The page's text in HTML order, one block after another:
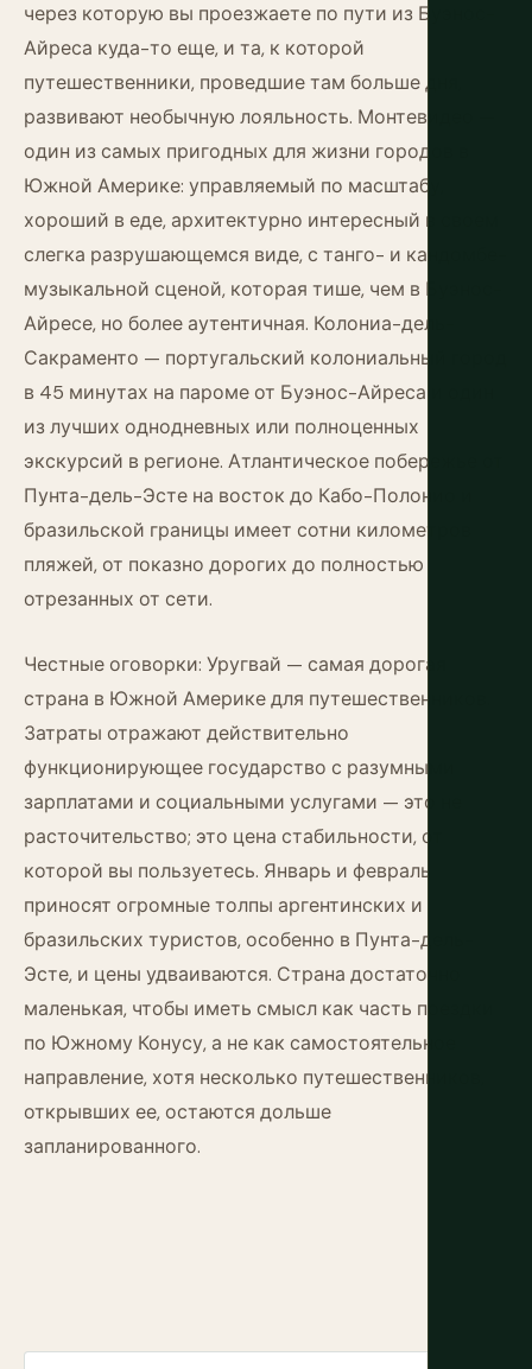
через которую вы проезжаете по пути из Буэнос-
Айреса куда-то еще, и та, к которой
путешественники, проведшие там больше дня,
развивают необычную лояльность. Монтевидео —
один из самых пригодных для жизни городов в
Южной Америке: управляемый по масштабу,
хороший в еде, архитектурно интересный в своем
слегка разрушающемся виде, с танго- и кандомбе-
музыкальной сценой, которая тише, чем в Буэнос-
Айресе, но более аутентичная. Колониа-дель-
Сакраменто — португальский колониальный город
в 45 минутах на пароме от Буэнос-Айреса и один
из лучших однодневных или полноценных
экскурсий в регионе. Атлантическое побережье от
Пунта-дель-Эсте на восток до Кабо-Полонио и
бразильской границы имеет сотни километров
пляжей, от показно дорогих до полностью
отрезанных от сети.
Честные оговорки: Уругвай — самая дорогая
страна в Южной Америке для путешественников.
Затраты отражают действительно
функционирующее государство с разумными
зарплатами и социальными услугами — это не
расточительство; это цена стабильности, от
которой вы пользуетесь. Январь и февраль
приносят огромные толпы аргентинских и
бразильских туристов, особенно в Пунта-дель-
Эсте, и цены удваиваются. Страна достаточно
маленькая, чтобы иметь смысл как часть поездки
по Южному Конусу, а не как самостоятельное
направление, хотя несколько путешественников,
открывших ее, остаются дольше
запланированного.